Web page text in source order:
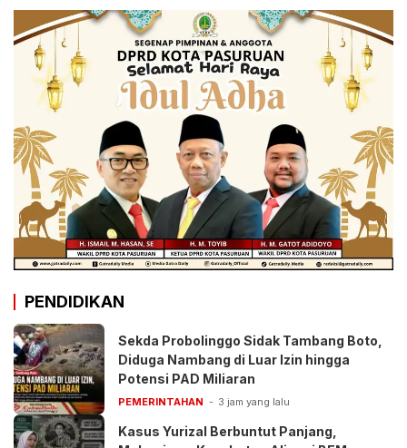
PENDIDIKAN
Sekda Probolinggo Sidak Tambang Boto,
Diduga Nambang di Luar Izin hingga
Potensi PAD Miliaran
PEMERINTAHAN 3 jam yang lalu
Kasus Yurizal Berbuntut Panjang,